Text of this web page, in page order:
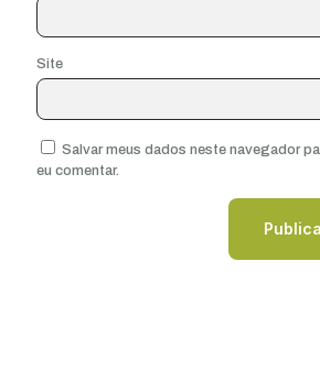
Site
Salvar meus dados neste navegador
eu comentar.